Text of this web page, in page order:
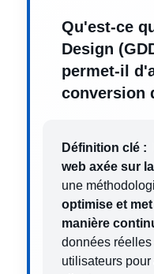
Qu'est-ce
Design
permet-il
conversion
Définition clé :
web axée sur
une
optimise et
manière
données
utilisateurs